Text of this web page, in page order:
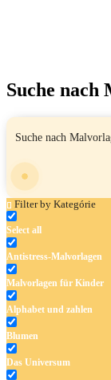
Suche nach
Filter by Kategórie
Select all
Antistress-Malvorlagen
Malvorlagen für Kinder
Alphabet und zahlen
Blumen
Das Universum
Geben Sie den
Malbuchs ein.
Malvorlagen